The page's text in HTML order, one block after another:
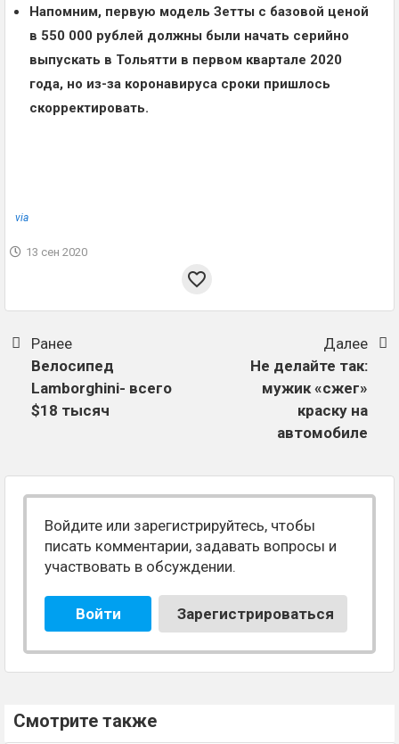
Напомним, первую модель Зетты с базовой ценой
в 550 000 рублей должны были начать серийно
выпускать в Тольятти в первом квартале 2020
года, но из-за коронавируса сроки пришлось
скорректировать.
via
13 сен 2020
Ранее
Велосипед
Lamborghini- всего
$18 тысяч
Далее
Не делайте так:
мужик «сжег»
краску на
автомобиле
Войдите или зарегистрируйтесь, чтобы
писать комментарии, задавать вопросы и
участвовать в обсуждении.
Войти Зарегистрироваться
Смотрите также